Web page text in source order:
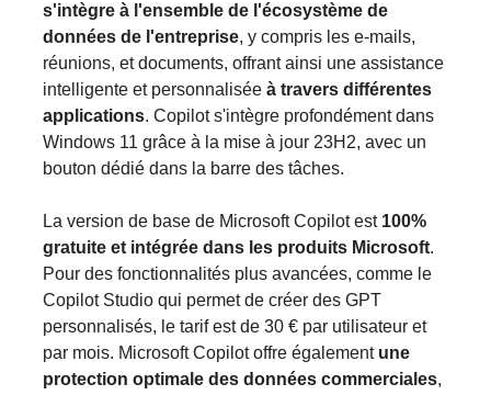
s'intègre à l'ensemble de l'écosystème de
données de l'entreprise, y compris les e-mails,
réunions, et documents, offrant ainsi une assistance
intelligente et personnalisée à travers différentes
applications​​​. Copilot s'intègre profondément dans
Windows 11 grâce à la mise à jour 23H2, avec un
bouton dédié dans la barre des tâches.
La version de base de Microsoft Copilot est 100%
gratuite et intégrée dans les produits Microsoft.
Pour des fonctionnalités plus avancées, comme le
Copilot Studio qui permet de créer des GPT
personnalisés, le tarif est de 30 € par utilisateur et
par mois. Microsoft Copilot offre également une
protection optimale des données commerciales,